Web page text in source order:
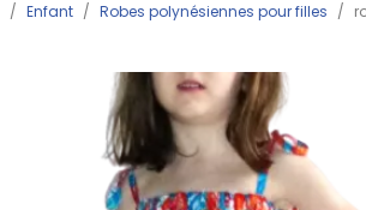
Enfant Robes polynésiennes pour filles